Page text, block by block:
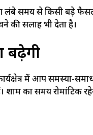
लंबे समय से किसी बड़े
की सलाह भी देता है।
बढ़ेगी
में आप समस्या-
का समय रोमांटिक